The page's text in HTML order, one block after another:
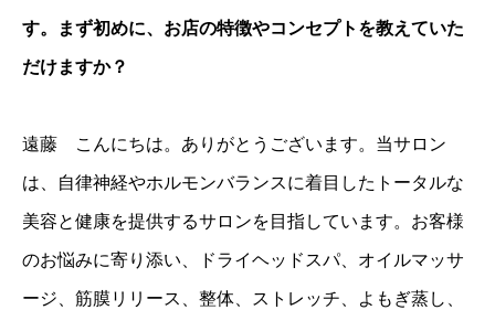
す。まず初めに、お店の特徴やコンセプトを教えていた
だけますか？
遠藤 こんにちは。ありがとうございます。当サロン
は、自律神経やホルモンバランスに着目したトータルな
美容と健康を提供するサロンを目指しています。お客様
のお悩みに寄り添い、ドライヘッドスパ、オイルマッサ
ージ、筋膜リリース、整体、ストレッチ、よもぎ蒸し、